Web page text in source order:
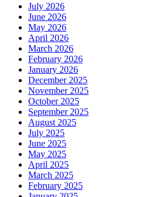
July 2026
June 2026
May 2026
April 2026
March 2026
February 2026
January 2026
December 2025
November 2025
October 2025
September 2025
August 2025
July 2025
June 2025
May 2025
April 2025
March 2025
February 2025